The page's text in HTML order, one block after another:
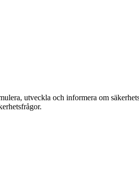
utveckla och informera om